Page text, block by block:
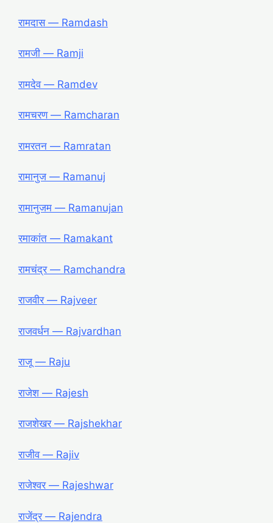
रामदास ― Ramdash
रामजी ― Ramji
रामदेव ― Ramdev
रामचरण ― Ramcharan
रामरतन ― Ramratan
रामानुज ― Ramanuj
रामानुजम ― Ramanujan
रमाकांत ― Ramakant
रामचंद्र ― Ramchandra
राजवीर ― Rajveer
राजवर्धन ― Rajvardhan
राजू ― Raju
राजेश ― Rajesh
राजशेखर ― Rajshekhar
राजीव ― Rajiv
राजेश्वर ― Rajeshwar
राजेंद्र ― Rajendra